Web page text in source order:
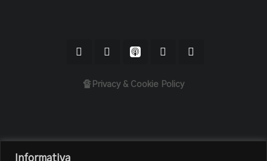
Informativa
🔏Privacy & Cookie Policy